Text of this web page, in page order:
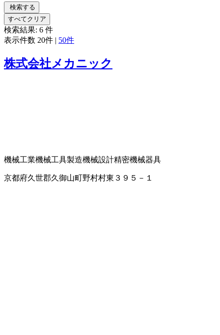
検索する
すべてクリア
検索結果: 6 件
表示件数 20件 | 50件
株式会社メカニック
機械工業機械工具製造機械設計精密機械器具
京都府久世郡久御山町野村村東３９５－１